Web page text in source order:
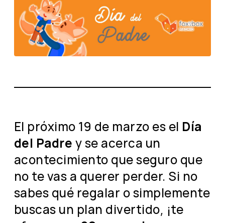
El próximo 19 de marzo es el Día
del Padre y se acerca un
acontecimiento que seguro que
no te vas a querer perder. Si no
sabes qué regalar o simplemente
buscas un plan divertido, ¡te